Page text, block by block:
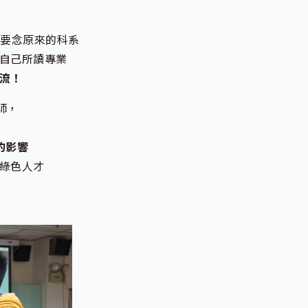
念原來的科系
己所讀專業
！
影響
色人才